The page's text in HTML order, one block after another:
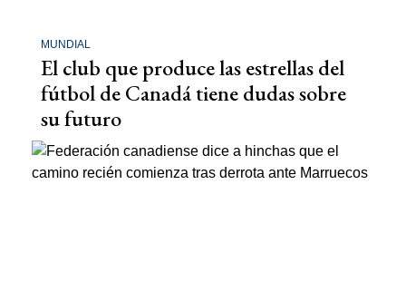
MUNDIAL
El club que produce las estrellas del
fútbol de Canadá tiene dudas sobre
su futuro